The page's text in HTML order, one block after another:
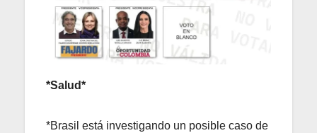
*Salud*
*Brasil está investigando un posible caso de